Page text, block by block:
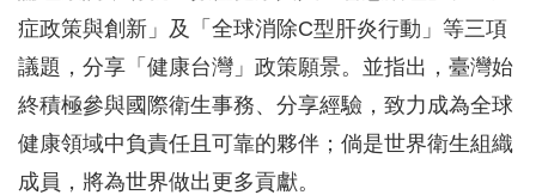
症政策與創新」及「全球消除C型肝炎行動」等三項
議題，分享「健康台灣」政策願景。並指出，臺灣始
終積極參與國際衛生事務、分享經驗，致力成為全球
健康領域中負責任且可靠的夥伴；倘是世界衛生組織
成員，將為世界做出更多貢獻。